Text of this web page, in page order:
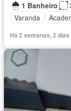
1 Banheiro
Varanda
Há 2 semanas, 2